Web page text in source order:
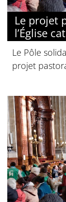
Le projet
l’Église
Le Pôle
projet